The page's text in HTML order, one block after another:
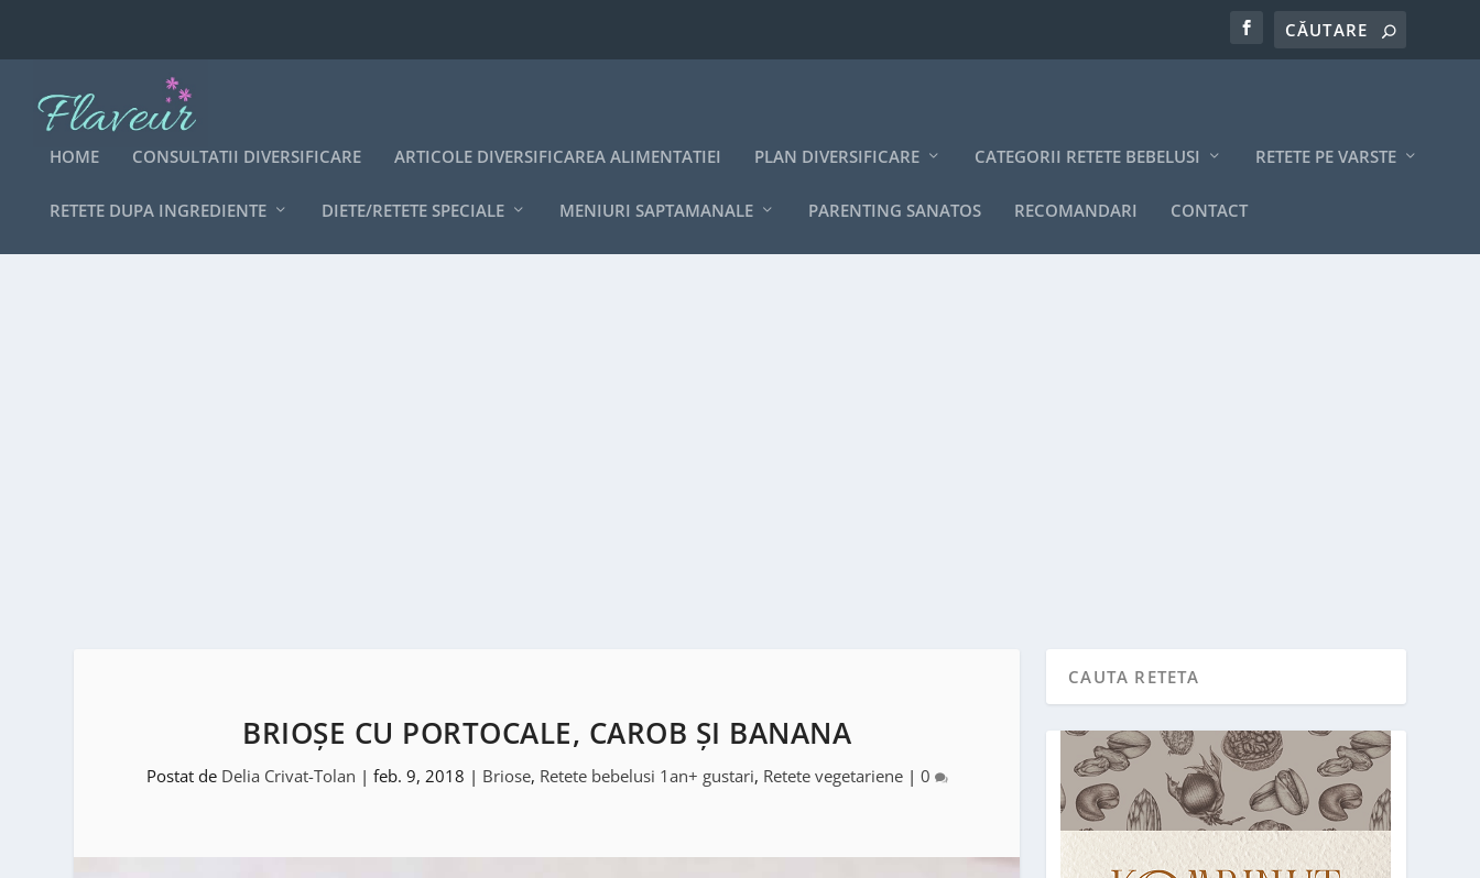
HOME CONSULTATII DIVERSIFICARE ARTICOLE DIVERSIFICAREA ALIMENTATIEI PLAN DIVERSIFICARE CATEGORII RETETE BEBELUSI RETETE PE VARSTE
RETETE DUPA INGREDIENTE DIETE/RETETE SPECIALE MENIURI SAPTAMANALE PARENTING SANATOS RECOMANDARI CONTACT
BRIOȘE CU PORTOCALE, CAROB ȘI BANANA
Postat de Delia Crivat-Tolan | feb. 9, 2018 | Briose, Retete bebelusi 1an+ gustari, Retete vegetariene| 0